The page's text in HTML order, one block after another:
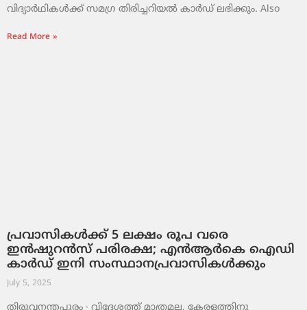
വിദ്യാർഥികൾക്ക് സമഗ്ര തിരിച്ചറിയൽ കാർഡ് ലഭിക്കും. Also
Read More »
പ്രവാസികൾക്ക് 5 ലക്ഷം രൂപ വരെ
ഇൻഷുറൻസ് പരിരക്ഷ; എൻആർകെ ഐഡി
കാർഡ് ഇനി സംസ്ഥാനപ്രവാസികൾക്കും
July 5, 2025
തിരുവനന്തപുരം ∙ വിദേശത്ത് മാത്രമല്ല, കേരളത്തിനു